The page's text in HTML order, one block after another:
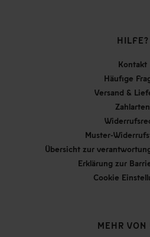
HILFE?
Kontakt
Häufige
Versand &
Zahlarten
Muster-
Übersicht zur
Erklärung zur
Cookie
MEHR VON